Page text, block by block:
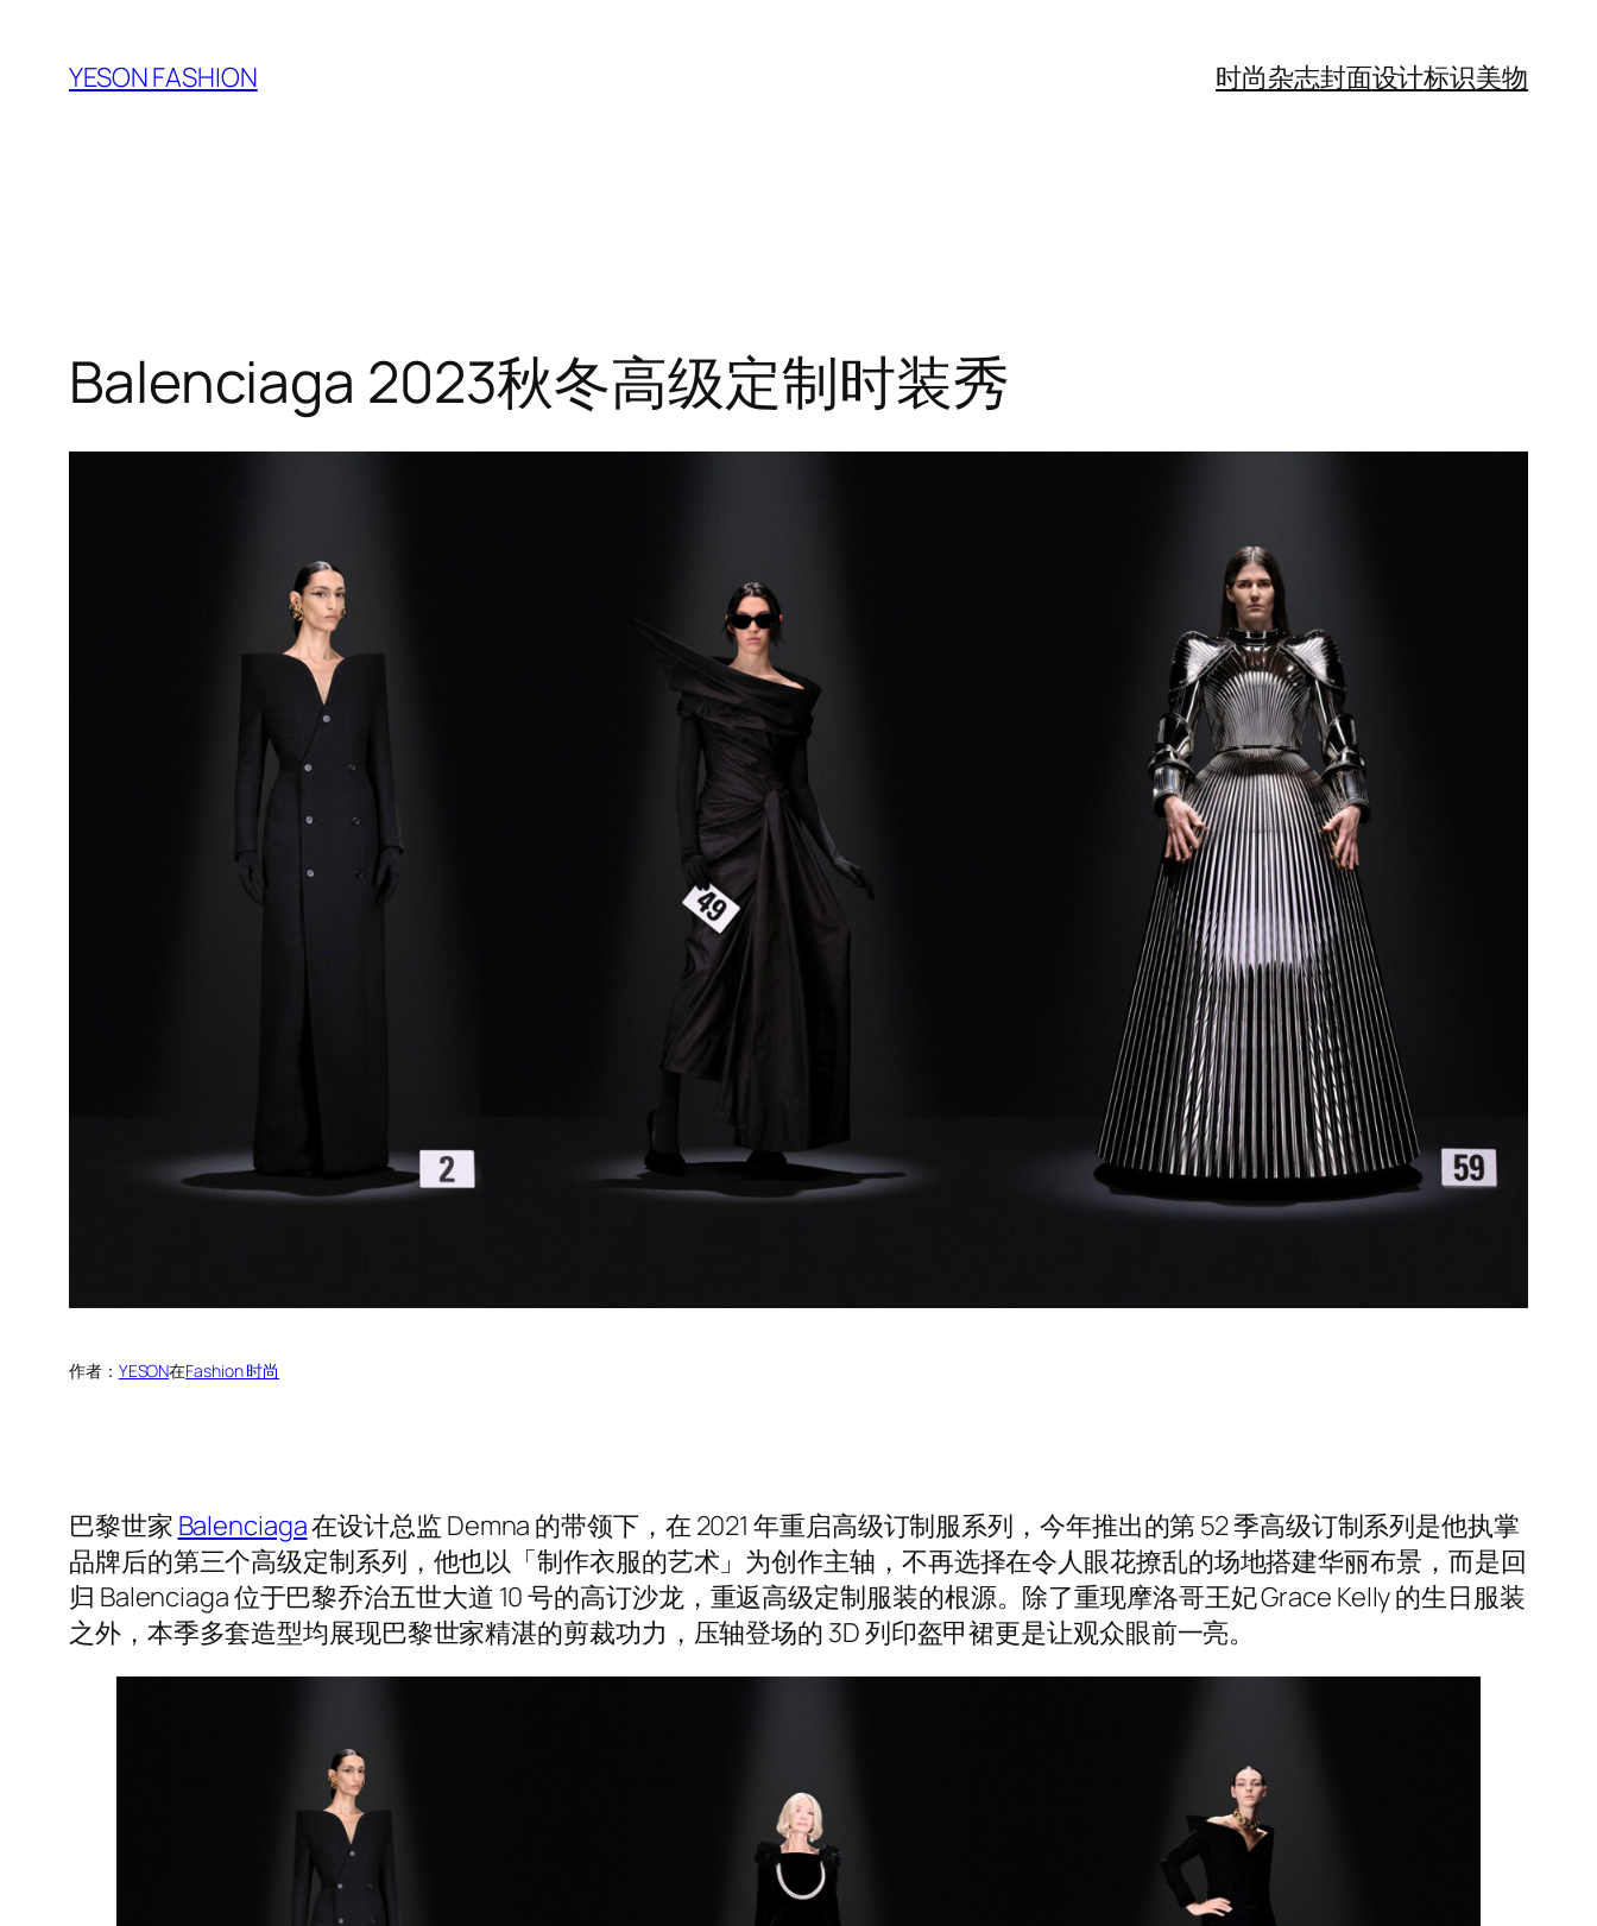
YESON FASHION 时尚杂志封面设计标识美物
Balenciaga 2023秋冬高级定制时装秀
作者： YESON在Fashion 时尚
巴黎世家 Balenciaga在设计总监 Demna 的带领下，在 2021 年重启高级订制服系列，今年推出的第 52 季高级订制系列是他执掌
品牌后的第三个高级定制系列，他也以「制作衣服的艺术」为创作主轴，不再选择在令人眼花撩乱的场地搭建华丽布景，而是回
归 Balenciaga 位于巴黎乔治五世大道 10 号的高订沙龙，重返高级定制服装的根源。除了重现摩洛哥王妃 Grace Kelly 的生日服装
之外，本季多套造型均展现巴黎世家精湛的剪裁功力，压轴登场的 3D 列印盔甲裙更是让观众眼前一亮。